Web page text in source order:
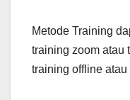
Metode Training
training zoom atau
training offline